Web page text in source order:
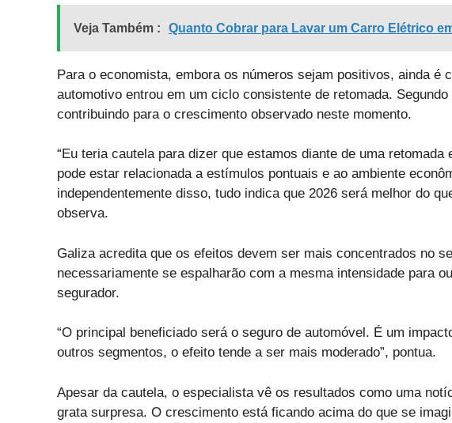
Veja Também : Quanto Cobrar para Lavar um Carro Elétrico
Para o economista, embora os números sejam positivos, ainda é
automotivo entrou em um ciclo consistente de retomada.
contribuindo para o crescimento observado neste momento.
“Eu teria cautela para dizer que estamos diante de uma
pode estar relacionada a estímulos pontuais e ao ambiente
independentemente disso, tudo indica que 2026 será melhor do
observa.
Galiza acredita que os efeitos devem ser mais concentrados no
necessariamente se espalharão com a mesma intensidade para
segurador.
“O principal beneficiado será o seguro de automóvel. É um
outros segmentos, o efeito tende a ser mais moderado”, pontua.
Apesar da cautela, o especialista vê os resultados como uma
grata surpresa. O crescimento está ficando acima do que se